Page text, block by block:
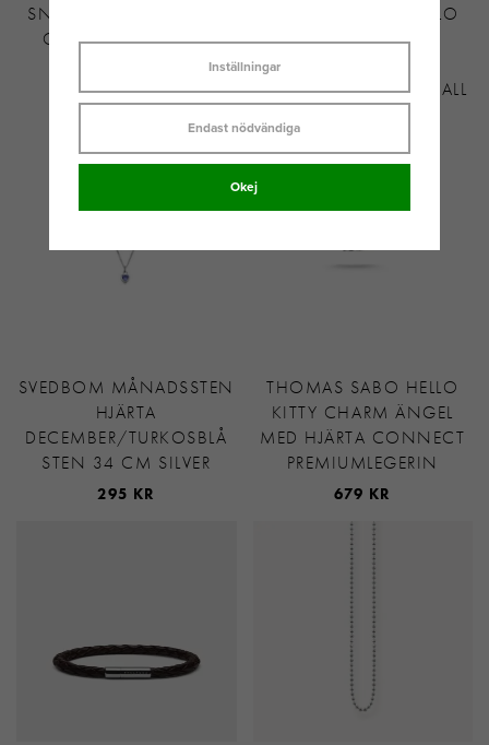
SNÖ OF SWEDEN EIRA
CRYSTAL ÖRHÄNGE
MÄSSING
THOMAS SABO HELLO
KITTY CHARM BLÅ
PREMIUMLEGERING KALL
SVEDBOM MÅNADSSTEN
HJÄRTA
DECEMBER/TURKOSBLÅ
STEN 34 CM SILVER
295 KR
THOMAS SABO HELLO
KITTY CHARM ÄNGEL
MED HJÄRTA CONNECT
PREMIUMLEGERIN
679 KR
Inställningar
Endast nödvändiga
Okej